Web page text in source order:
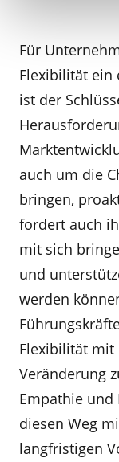
Für
Flexibilität ein
ist der
auch um die
bringen,
fordert auch
mit sich
und
werden
Flexibilität mit
Veränderung
Empathie und
diesen Weg
langfristigen